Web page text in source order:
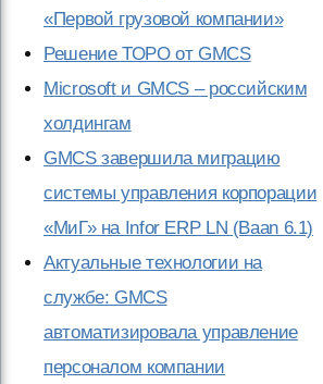
«Первой грузовой компании»
Решение ТОРО от GMCS
Microsoft и GMCS – российским
холдингам
GMCS завершила миграцию
системы управления корпорации
«МиГ» на Infor ERP LN (Baan 6.1)
Актуальные технологии на
службе: GMCS
автоматизировала управление
персоналом компании